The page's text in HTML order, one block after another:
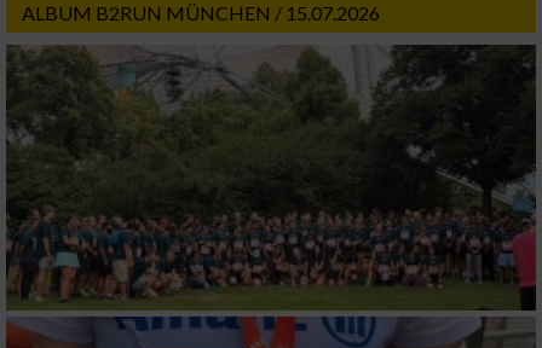
ALBUM B2RUN MÜNCHEN / 15.07.2026